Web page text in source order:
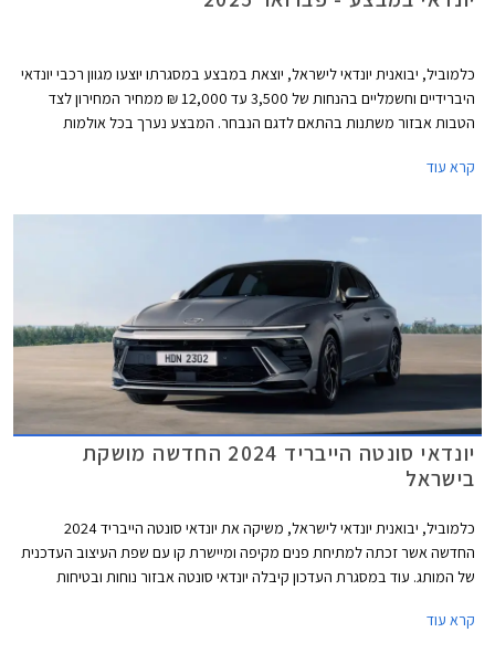
כלמוביל, יבואנית יונדאי לישראל, יוצאת במבצע במסגרתו יוצעו מגוון רכבי יונדאי
היברידיים וחשמליים בהנחות של 3,500 עד 12,000 ₪ ממחיר המחירון לצד
הטבות אבזור משתנות בהתאם לדגם הנבחר. המבצע נערך בכל אולמות
קרא עוד
יונדאי סונטה הייבריד 2024 החדשה מושקת
בישראל
כלמוביל, יבואנית יונדאי לישראל, משיקה את יונדאי סונטה הייבריד 2024
החדשה אשר זכתה למתיחת פנים מקיפה ומיישרת קו עם שפת העיצוב העדכנית
של המותג. עוד במסגרת העדכון קיבלה יונדאי סונטה אבזור נוחות ובטיחות
התייקר ביחס לדגם המוחלף ועומד על החל מ- 213,900 ₪.
קרא עוד